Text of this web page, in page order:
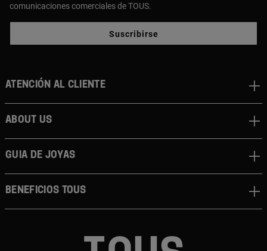
comunicaciones comerciales de TOUS.
Suscribirse
Atención al cliente
About us
Guia de joyas
Beneficios TOUS